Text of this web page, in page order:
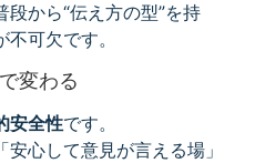
から“伝え方の型”を持
可欠です。
変わる
安全性です。
心して意見が言える場」